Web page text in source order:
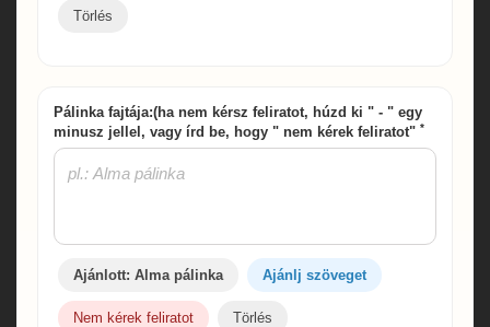
Törlés
Pálinka fajtája:(ha nem kérsz feliratot, húzd ki " - " egy
minusz jellel, vagy írd be, hogy " nem kérek feliratot" *
Ajánlott: Alma pálinka Ajánlj szöveget
Nem kérek feliratot Törlés